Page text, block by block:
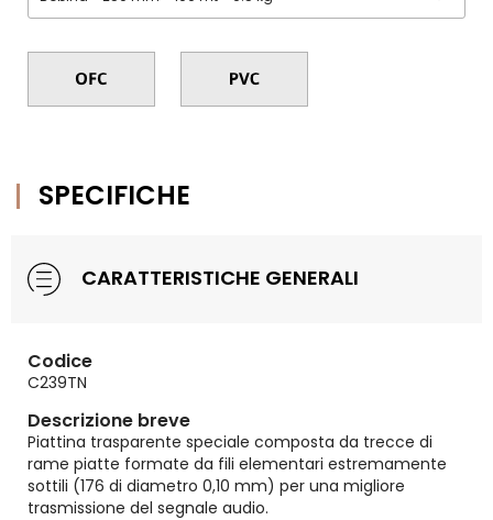
SPECIFICHE
CARATTERISTICHE GENERALI
Codice
C239TN
Descrizione breve
Piattina trasparente speciale composta da trecce di
rame piatte formate da fili elementari estremamente
sottili (176 di diametro 0,10 mm) per una migliore
trasmissione del segnale audio.